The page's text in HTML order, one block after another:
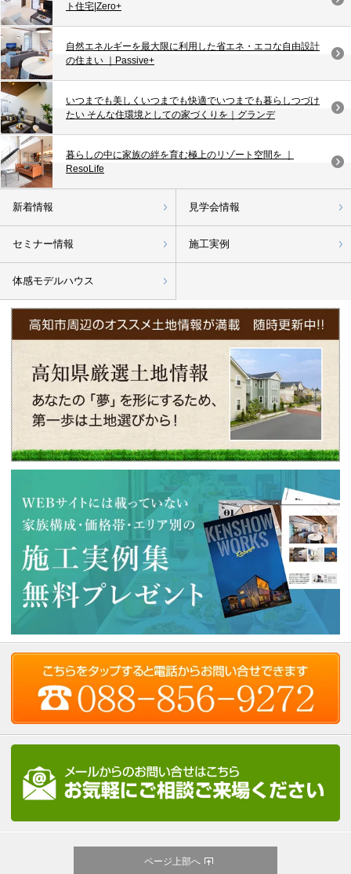
の皆様、 いかがだったでしょうか？ ぜひ、おうち作りの参考にしてみては
いかがでしょうか？？ 次回は猫と暮らすためのお家作りのポイントをお話
します！
【新築一戸建、お家作り、住宅、高知市、南国市、いの町、香美市、香南
市、土佐市】
願することで、現状抱えている不安を神様にお預けすると考えてみてはい
かがでしょうか。
初めての事で何が何だかよくわからないと思いますが神様へのご挨拶・安
全祈願・家庭の繁栄を願っての儀式ということです。
高知市、南国市、いの町、香美市、香南市、土佐市で新築一戸建をお考え
の皆様、 地鎮祭についてお話しましたが、いかがだったでしょうか？
地鎮祭は必ず行わなければいけないわけではありませんが、もし迷われて
いる方は行うことをオススメします。 【新築一戸建、お家作り、地鎮祭、
住宅、高知市、南国市、いの町、香美市、香南市、土佐市】
実際行ってみてわかるのですが、 防災グッズだからと 多すぎてもダメ、
少なすぎてもダメ、 意外と難しいものです。
私も熊本地震の際 訪問させて頂きましたが、 電気やガスは数日で 普及し
たとのことなのですが、 一番困るのは水ということを 聞いたことがありま
す。
家であれば 例えばエコキュートも、 一時的に貯水タンクとして 使うこと
もできる防災グッズとなります。
家族の人数分の避難グッズ、 自分の家ならどうするか？ 避難場所はどこな
のか？ などを、 これから寒い冬になるからこそ、 １日キャンプをかねて
ご家族で１日防災グッズでの キャンプもいいのではないでしょうか？
くさん増えてきましたので、 高知市、南国市、いの町、香美市、香南市、
土佐市で新築一戸建をお考えの皆様も ぜひ一度ご家族の防災についても考
えてみてください。 【高知市、南国市、いの町、香美市、香南市、土佐
ト住宅|Zero+
自然エネルギーを最大限に利用した省エネ・エコな自由設計
の住まい ｜Passive+
いつまでも美しくいつまでも快適でいつまでも暮らしつづけ
たい そんな住環境としての家づくりを｜グランデ
暮らしの中に家族の絆を育む極上のリゾート空間を ｜
ResoLife
新着情報 見学会情報
セミナー情報 施工実例
体感モデルハウス
ページ上部へ